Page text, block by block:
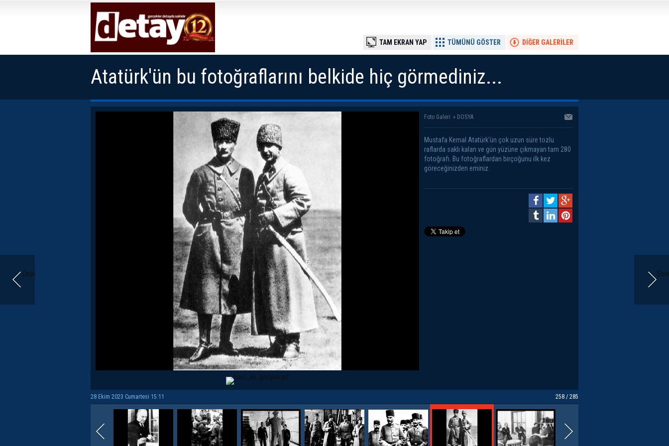
Önceki
DİĞER GALERİLER
TÜMÜNÜ GÖSTER
TAM EKRAN YAP
Atatürk'ün bu fotoğraflarını belkide hiç görmediniz...
Foto Galeri » DOSYA
Mustafa Kemal Atatürk'ün çok uzun süre tozlu
raflarda saklı kalan ve gün yüzüne çıkmayan tam 280
fotoğrafı. Bu fotoğraflardan birçoğunu ilk kez
göreceğinizden eminiz.
28 Ekim 2023 Cumartesi 15:11 258 / 285